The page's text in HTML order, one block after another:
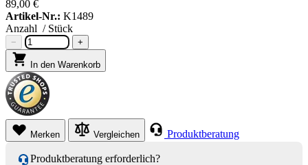
89,00 €
Artikel-Nr.: K1489
Anzahl / Stück
− +
In den Warenkorb
Merken Vergleichen Produktberatung
Produktberatung erforderlich?